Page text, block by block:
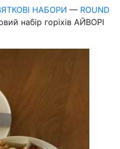
НАБОРИ — ROUND
набір горіхів АЙВОРІ